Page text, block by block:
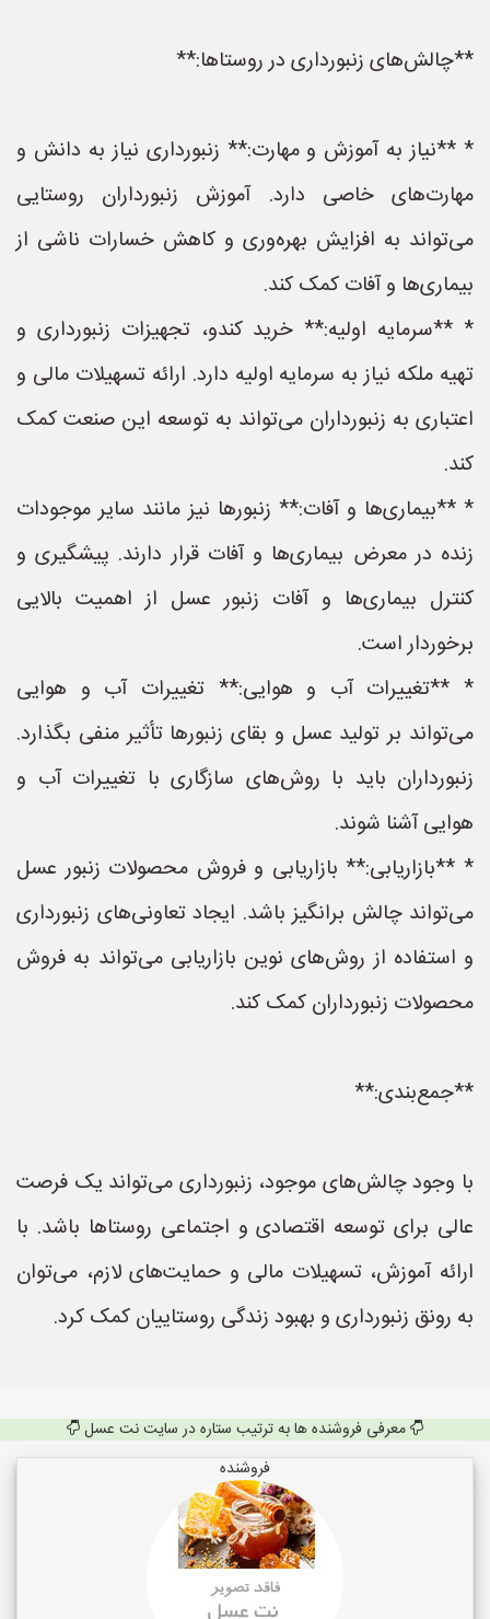
**چالش‌های زنبورداری در روستاها:**
* **نیاز به آموزش و مهارت:** زنبورداری نیاز به دانش و
مهارت‌های خاصی دارد. آموزش زنبورداران روستایی
می‌تواند به افزایش بهره‌وری و کاهش خسارات ناشی از
بیماری‌ها و آفات کمک کند.
* **سرمایه اولیه:** خرید کندو، تجهیزات زنبورداری و
تهیه ملکه نیاز به سرمایه اولیه دارد. ارائه تسهیلات مالی و
اعتباری به زنبورداران می‌تواند به توسعه این صنعت کمک
کند.
* **بیماری‌ها و آفات:** زنبورها نیز مانند سایر موجودات
زنده در معرض بیماری‌ها و آفات قرار دارند. پیشگیری و
کنترل بیماری‌ها و آفات زنبور عسل از اهمیت بالایی
برخوردار است.
* **تغییرات آب و هوایی:** تغییرات آب و هوایی
می‌تواند بر تولید عسل و بقای زنبورها تأثیر منفی بگذارد.
زنبورداران باید با روش‌های سازگاری با تغییرات آب و
هوایی آشنا شوند.
* **بازاریابی:** بازاریابی و فروش محصولات زنبور عسل
می‌تواند چالش برانگیز باشد. ایجاد تعاونی‌های زنبورداری
و استفاده از روش‌های نوین بازاریابی می‌تواند به فروش
محصولات زنبورداران کمک کند.
**جمع‌بندی:**
با وجود چالش‌های موجود، زنبورداری می‌تواند یک فرصت
عالی برای توسعه اقتصادی و اجتماعی روستاها باشد. با
ارائه آموزش، تسهیلات مالی و حمایت‌های لازم، می‌توان
به رونق زنبورداری و بهبود زندگی روستاییان کمک کرد.
معرفی فروشنده ها به ترتیب ستاره در سایت نت عسل
فروشنده